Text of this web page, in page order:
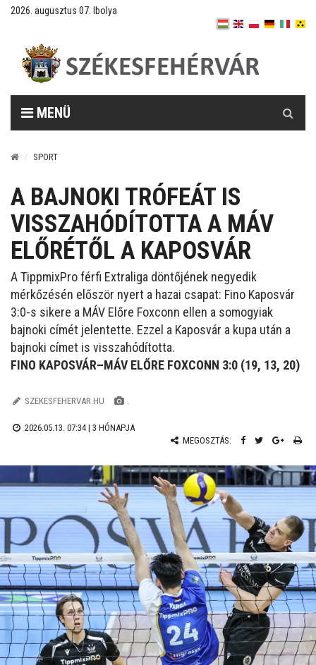
2026. augusztus 07. Ibolya
MENÜ
SPORT
A BAJNOKI TRÓFEÁT IS
VISSZAHÓDÍTOTTA A MÁV
ELŐRÉTŐL A KAPOSVÁR
A TippmixPro férfi Extraliga döntőjének negyedik
mérkőzésén először nyert a hazai csapat: Fino Kaposvár
3:0-s sikere a MÁV Előre Foxconn ellen a somogyiak
bajnoki címét jelentette. Ezzel a Kaposvár a kupa után a
bajnoki címet is visszahódította.
FINO KAPOSVÁR–MÁV ELŐRE FOXCONN 3:0 (19, 13, 20)
SZEKESFEHERVAR.HU .
2026.05.13. 07:34 | 3 HÓNAPJA
MEGOSZTÁS: